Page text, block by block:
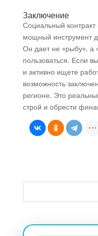
Заключение
Социальный
мощный инструмент
Он дает не «рыбу», а
пользоваться. Если
и активно ищете
возможность
регионе. Это
строй и обрести